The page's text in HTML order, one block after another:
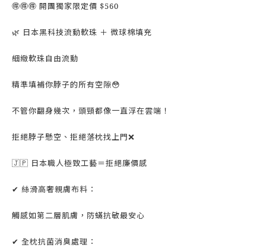
🉐️🉐️🉐️ 開團獨家限定價 $560
🌿 日本黑科技流動軟珠 ＋ 微球棉填充
細緻軟珠自由流動
精準填補你脖子的所有空隙😳
不管你翻身幾次，頭頸都像一直浮在雲端！
拒絕脖子懸空、拒絕落枕找上門❌
🇯🇵 日本職人極致工藝＝拒絕廉價感
✔ 絲滑高奢親膚布料：
觸感如第二層肌膚，防蟎抗敏最安心
✔ 全枕抗菌消臭處理：